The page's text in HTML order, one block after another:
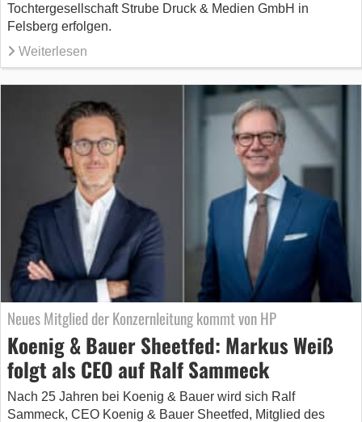
Tochtergesellschaft Strube Druck & Medien GmbH in
Felsberg erfolgen.
Weiterlesen
Neues Mitglied der Konzernleitung kommt von HP
Koenig & Bauer Sheetfed: Markus Weiß
folgt als CEO auf Ralf Sammeck
Nach 25 Jahren bei Koenig & Bauer wird sich Ralf
Sammeck, CEO Koenig & Bauer Sheetfed, Mitglied des